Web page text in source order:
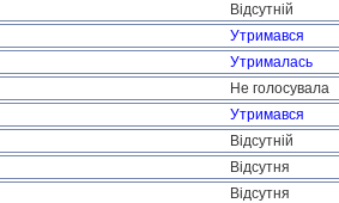
Відсутній
Утримався
Утрималась
Не голосувала
Утримався
Відсутній
Відсутня
Відсутня